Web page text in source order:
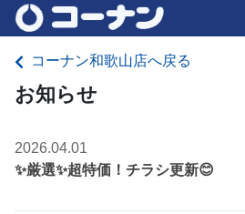
コーナン和歌山店へ戻る
お知らせ
2026.04.01
✨厳選✨超特価！チラシ更新😊